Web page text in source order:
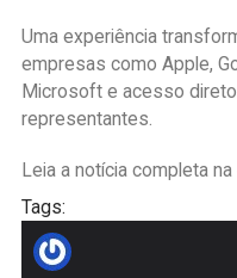
Uma experiência
empresas como Apple,
Microsoft e acesso
representantes.
Leia a notícia completa
Tags: